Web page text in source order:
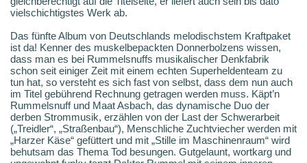
vielschichtigstes Werk ab.
Das fünfte Album von Deutschlands melodischstem Kraftpaket
ist da! Kenner des muskelbepackten Donnerbolzens wissen,
dass man es bei Rummelsnuffs musikalischer Denkfabrik
schon seit einiger Zeit mit einem echten Superheldenteam zu
tun hat, so versteht es sich fast von selbst, dass dem nun auch
im Titel gebührend Rechnung getragen werden muss. Käpt’n
Rummelsnuff und Maat Asbach, das dynamische Duo der
derben Strommusik, erzählen von der Last der Schwerarbeit
(„Treidler“, „Straßenbau“), Menschliche Zuchtviecher werden mit
„Harzer Käse“ gefüttert und mit „Stille im Maschinenraum“ wird
behutsam das Thema Tod besungen. Gutgelaunt, wortkarg und